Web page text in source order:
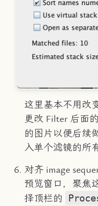
这里基本不用改
更改 Filter 后面
的图片以便后续
入单个滤镜的所
对齐 image
预览窗口，聚焦
择顶栏的